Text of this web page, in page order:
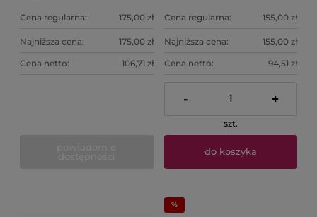
Cena regularna: 175,00 zł
Najniższa cena: 175,00 zł
Cena netto: 106,71 zł
Cena regularna: 155,00 zł
Najniższa cena: 155,00 zł
Cena netto: 94,51 zł
- +
szt.
do koszyka